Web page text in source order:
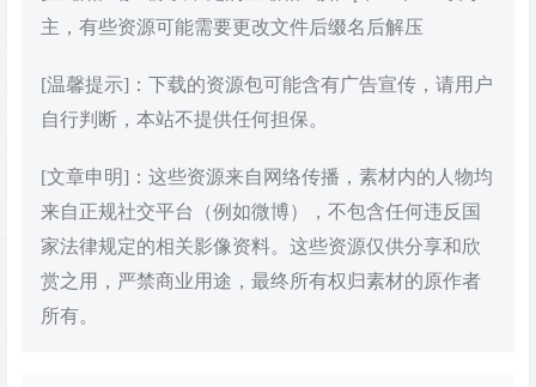
主，有些资源可能需要更改文件后缀名后解压
[温馨提示]：下载的资源包可能含有广告宣传，请用户
自行判断，本站不提供任何担保。
[文章申明]：这些资源来自网络传播，素材内的人物均
来自正规社交平台（例如微博），不包含任何违反国
家法律规定的相关影像资料。这些资源仅供分享和欣
赏之用，严禁商业用途，最终所有权归素材的原作者
所有。